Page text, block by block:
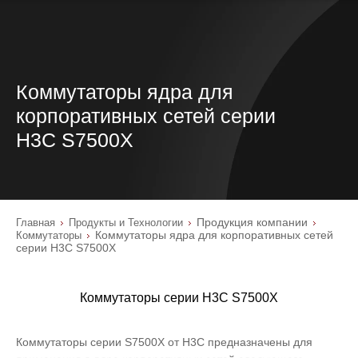
Коммутаторы ядра для
корпоративных сетей серии
H3C S7500X
Главная Продукты и Технологии Продукция компании
Коммутаторы
Коммутаторы ядра для корпоративных сетей
серии H3C S7500X
Коммутаторы серии H3C S7500X
Коммутаторы серии S7500X от H3C предназначены для